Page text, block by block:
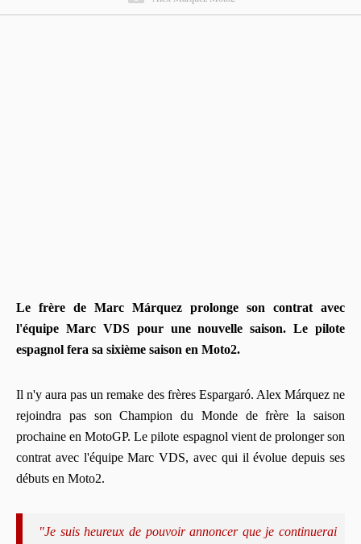
Le frère de Marc Márquez prolonge son contrat avec
l'équipe Marc VDS pour une nouvelle saison. Le pilote
espagnol fera sa sixième saison en Moto2.
Il n'y aura pas un remake des frères Espargaró. Alex Márquez ne
rejoindra pas son Champion du Monde de frère la saison
prochaine en MotoGP. Le pilote espagnol vient de prolonger son
contrat avec l'équipe Marc VDS, avec qui il évolue depuis ses
débuts en Moto2.
"Je suis heureux de pouvoir annoncer que je continuerai